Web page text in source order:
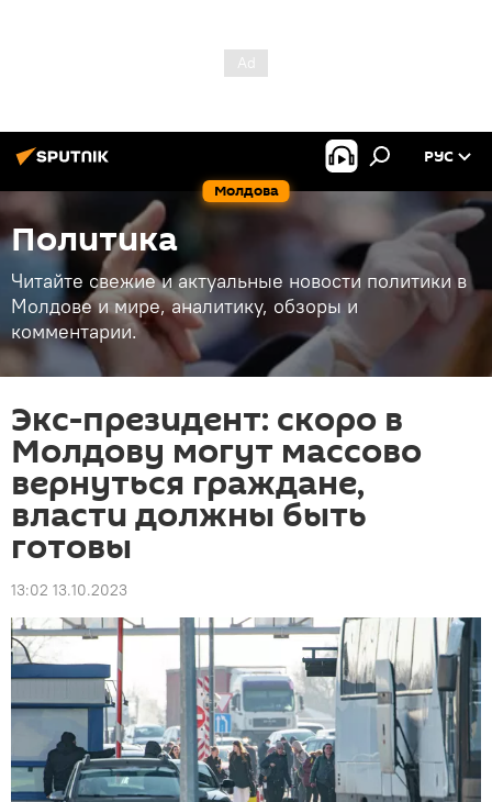
Молдова
РУС
Политика
Читайте свежие и актуальные новости политики в
Молдове и мире, аналитику, обзоры и
комментарии.
Экс-президент: скоро в
Молдову могут массово
вернуться граждане,
власти должны быть
готовы
13:02 13.10.2023